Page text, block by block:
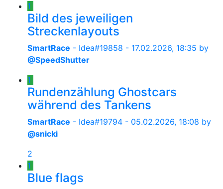
1
Bild des jeweiligen
Streckenlayouts
SmartRace - Idea#19858 - 17.02.2026, 18:35 by
@SpeedShutter
1
Rundenzählung Ghostcars
während des Tankens
SmartRace - Idea#19794 - 05.02.2026, 18:08 by
@snicki
2
1
Blue flags